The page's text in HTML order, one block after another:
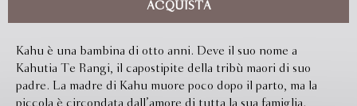
ACQUISTA
Kahu è una bambina di otto anni. Deve il suo nome a
Kahutia Te Rangi, il capostipite della tribù maori di suo
padre. La madre di Kahu muore poco dopo il parto, ma la